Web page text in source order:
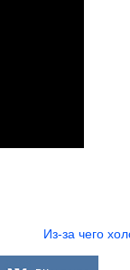
Из-за чего